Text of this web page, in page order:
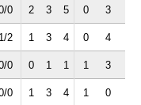
0 2 3 5 0 3
1/2 1 3 4 0 4
0 0 1 1 1 3
0 1 3 4 1 0